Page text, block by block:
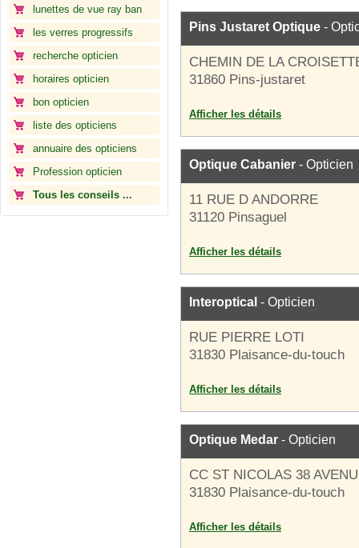
lunettes de vue ray ban
les verres progressifs
recherche opticien
horaires opticien
bon opticien
liste des opticiens
annuaire des opticiens
Profession opticien
Tous les conseils ...
Pins Justaret Optique -
CHEMIN DE LA
31860 Pins-justaret
Afficher les détails
Optique Cabanier - Opticien
11 RUE D ANDORRE
31120 Pinsaguel
Afficher les détails
Interoptical - Opticien
RUE PIERRE LOTI
31830 Plaisance-du-touch
Afficher les détails
Optique Medar - Opticien
CC ST NICOLAS 38
31830 Plaisance-du-touch
Afficher les détails